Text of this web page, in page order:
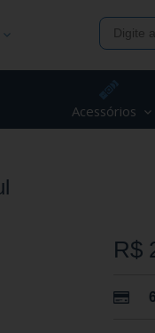
Acessórios
R$